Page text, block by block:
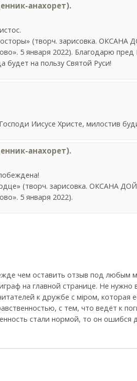
анахорет).
(творч. зарисовка.
5 января 2022). Благодарю пред
будет на пользу Святой Руси!
Иисусе Христе, милостив
анахорет).
(творч. зарисовка. ОКСАНА
5 января 2022).
чем оставить отзыв под любым
на главной странице. Не нужно
к дружбе с мiром, которая
с тем, что ведёт к
стали нормой, то он ошибся